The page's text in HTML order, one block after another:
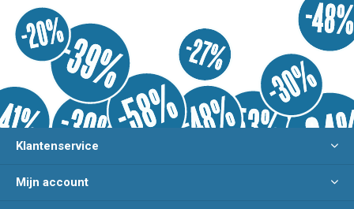
Klantenservice
Mijn account